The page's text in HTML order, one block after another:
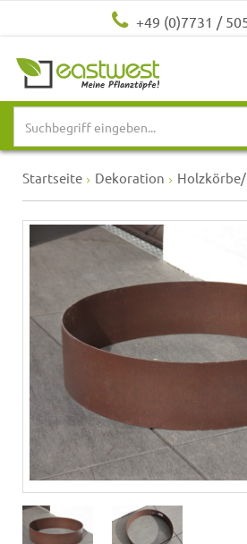
+49 (0)7731 /
Startseite Dekoration